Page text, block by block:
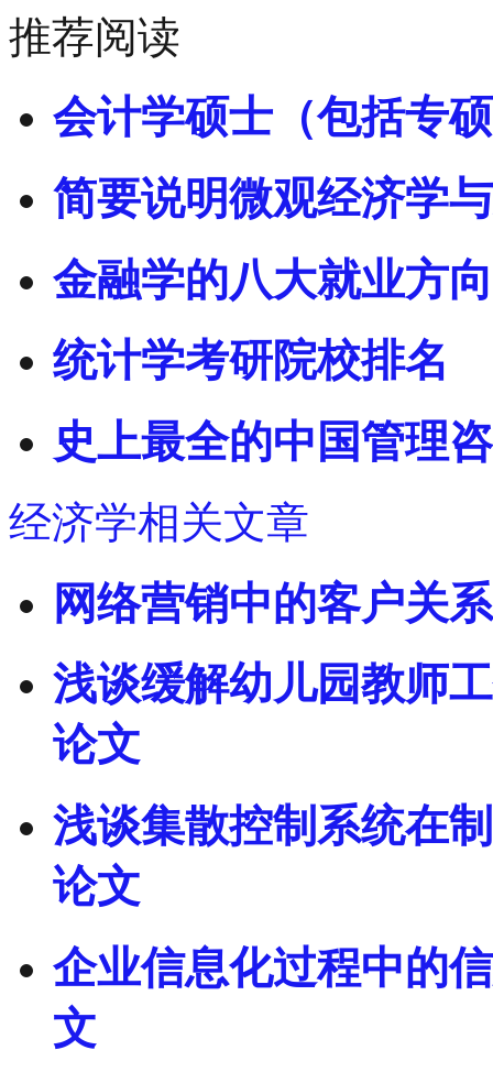
推荐阅读
会计学硕士（包括专
简要说明微观经济学
金融学的八大就业方
统计学考研院校排名
史上最全的中国管理
经济学相关文章
网络营销中的客户关
浅谈缓解幼儿园教师
论文
浅谈集散控制系统在
论文
企业信息化过程中的
文